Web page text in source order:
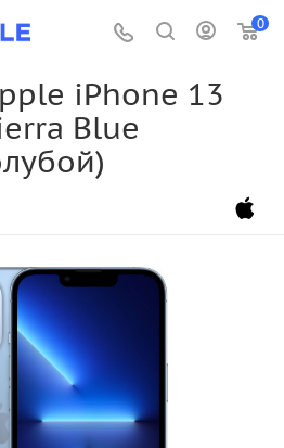
0
iPhone 13
Blue